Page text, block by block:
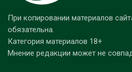
При копировании материалов
обязательна.
Категория материалов 18+
Мнение редакции может не